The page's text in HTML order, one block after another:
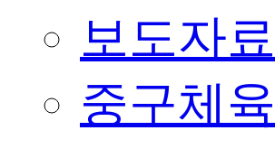
보도자료
중구체